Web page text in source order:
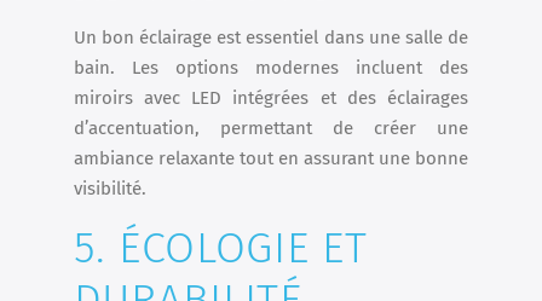
Un bon éclairage est essentiel dans une salle de
bain. Les options modernes incluent des
miroirs avec LED intégrées et des éclairages
d’accentuation, permettant de créer une
ambiance relaxante tout en assurant une bonne
visibilité.
5. ÉCOLOGIE ET